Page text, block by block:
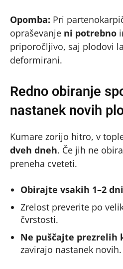
Opomba: Pri
opraševanje ni potrebno
priporočljivo, saj plodovi
deformirani.
Redno obiranje
nastanek novih
Kumare zorijo hitro, v
dveh dneh. Če jih ne
preneha cveteti.
Obirajte vsakih 1–2
Zrelost preverite po
čvrstosti.
Ne puščajte prezrelih
zavirajo nastanek novih.